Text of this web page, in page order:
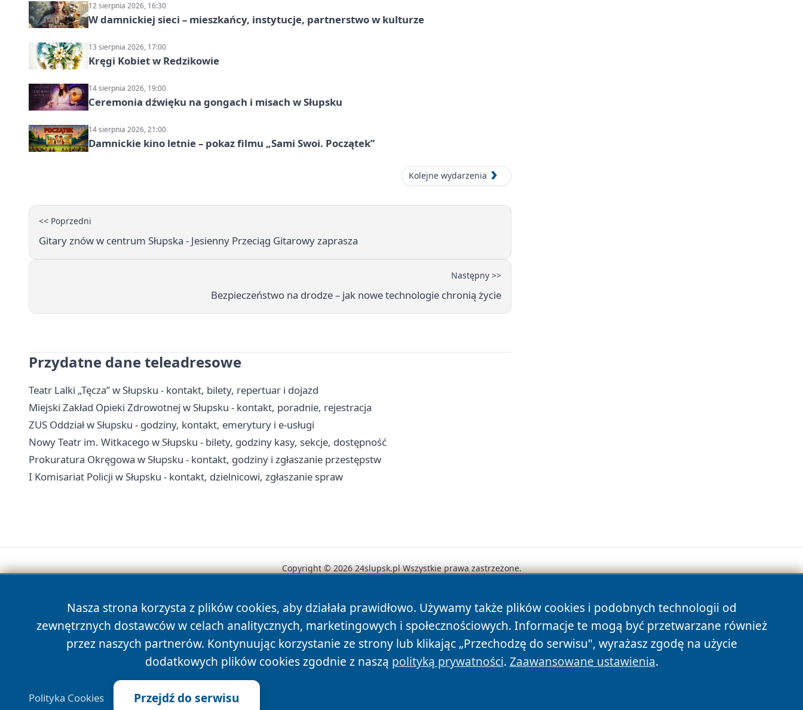
12 sierpnia 2026, 16:30
W damnickiej sieci – mieszkańcy, instytucje, partnerstwo w kulturze
13 sierpnia 2026, 17:00
Kręgi Kobiet w Redzikowie
14 sierpnia 2026, 19:00
Ceremonia dźwięku na gongach i misach w Słupsku
14 sierpnia 2026, 21:00
Damnickie kino letnie – pokaz filmu „Sami Swoi. Początek”
Kolejne wydarzenia
<< Poprzedni
Gitary znów w centrum Słupska - Jesienny Przeciąg Gitarowy zaprasza
Następny >>
Bezpieczeństwo na drodze – jak nowe technologie chronią życie
Przydatne dane teleadresowe
Teatr Lalki „Tęcza” w Słupsku - kontakt, bilety, repertuar i dojazd
Miejski Zakład Opieki Zdrowotnej w Słupsku - kontakt, poradnie, rejestracja
ZUS Oddział w Słupsku - godziny, kontakt, emerytury i e-usługi
Nowy Teatr im. Witkacego w Słupsku - bilety, godziny kasy, sekcje, dostępność
Prokuratura Okręgowa w Słupsku - kontakt, godziny i zgłaszanie przestępstw
I Komisariat Policji w Słupsku - kontakt, dzielnicowi, zgłaszanie spraw
Nasza strona korzysta z plików cookies, aby działała prawidłowo. Używamy także plików cookies i podobnych technologii od
zewnętrznych dostawców w celach analitycznych, marketingowych i społecznościowych. Informacje te mogą być przetwarzane również
przez naszych partnerów. Kontynuując korzystanie ze strony lub klikając „Przechodzę do serwisu", wyrażasz zgodę na użycie
dodatkowych plików cookies zgodnie z naszą polityką prywatności. Zaawansowane ustawienia.
Polityka Cookies Przejdź do serwisu
Copyright © 2026 24slupsk.pl Wszystkie prawa zastrzeżone.
News Autorzy Polityka Prywatności Polityka Cookies